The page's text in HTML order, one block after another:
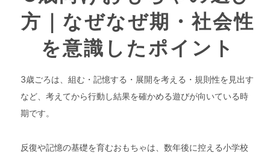
方｜なぜなぜ期・社会性
を意識したポイント
3歳ごろは、組む・記憶する・展開を考える・規則性を見出す
など、考えてから行動し結果を確かめる遊びが向いている時
期です。
反復や記憶の基礎を育むおもちゃは、数年後に控える小学校